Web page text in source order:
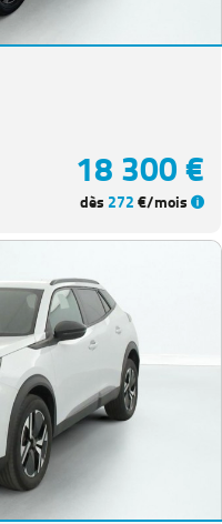
18 300 €
dès 272€/mois